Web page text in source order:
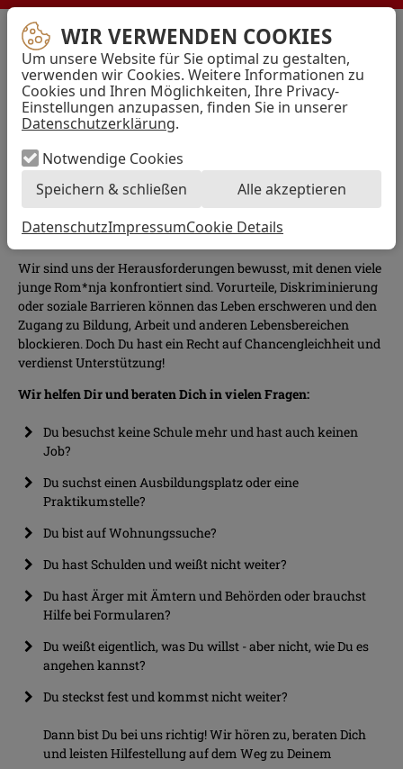
WIR VERWENDEN COOKIES
Um unsere Website für Sie optimal zu gestalten,
verwenden wir Cookies. Weitere Informationen zu
Cookies und Ihren Möglichkeiten, Ihre Privacy-
Einstellungen anzupassen, finden Sie in unserer
Datenschutzerklärung.
Notwendige Cookies
Speichern & schließen
Alle akzeptieren
DatenschutzImpressumCookie Details
AWO
Bremen
–
Arbeiterwohlfahrt
Kreisverband
Hansestadt
Bremen
e.V.
best life
Du hast einen Roma-
Background?
...und weißt nicht weiter? Alles ist zuviel?
Wir sind uns der Herausforderungen bewusst, mit denen viele
junge Rom*nja konfrontiert sind. Vorurteile, Diskriminierung
oder soziale Barrieren können das Leben erschweren und den
Zugang zu Bildung, Arbeit und anderen Lebensbereichen
blockieren. Doch Du hast ein Recht auf Chancengleichheit und
verdienst Unterstützung!
Wir helfen Dir und beraten Dich in vielen Fragen:
Du besuchst keine Schule mehr und hast auch keinen
Job?
Du suchst einen Ausbildungsplatz oder eine
Praktikumstelle?
Du bist auf Wohnungssuche?
Du hast Schulden und weißt nicht weiter?
Du hast Ärger mit Ämtern und Behörden oder brauchst
Hilfe bei Formularen?
Du weißt eigentlich, was Du willst - aber nicht, wie Du es
angehen kannst?
Du steckst fest und kommst nicht weiter?
Dann bist Du bei uns richtig!Wir hören zu, beraten Dich
und leisten Hilfestellung auf dem Weg zu Deinem